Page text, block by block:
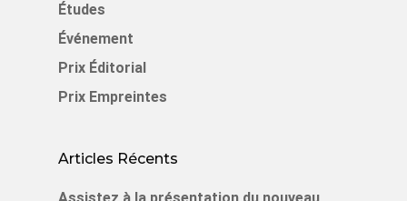
Études
Événement
Prix Éditorial
Prix Empreintes
Articles Récents